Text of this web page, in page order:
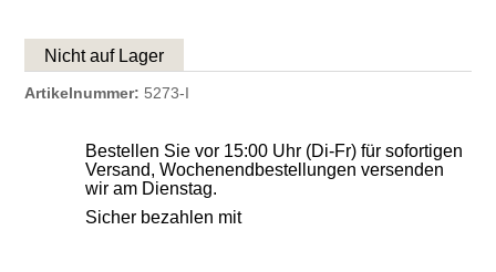
Nicht auf Lager
Artikelnummer: 5273-I
Bestellen Sie vor 15:00 Uhr (Di-Fr) für sofortigen
Versand, Wochenendbestellungen versenden
wir am Dienstag.
Sicher bezahlen mit